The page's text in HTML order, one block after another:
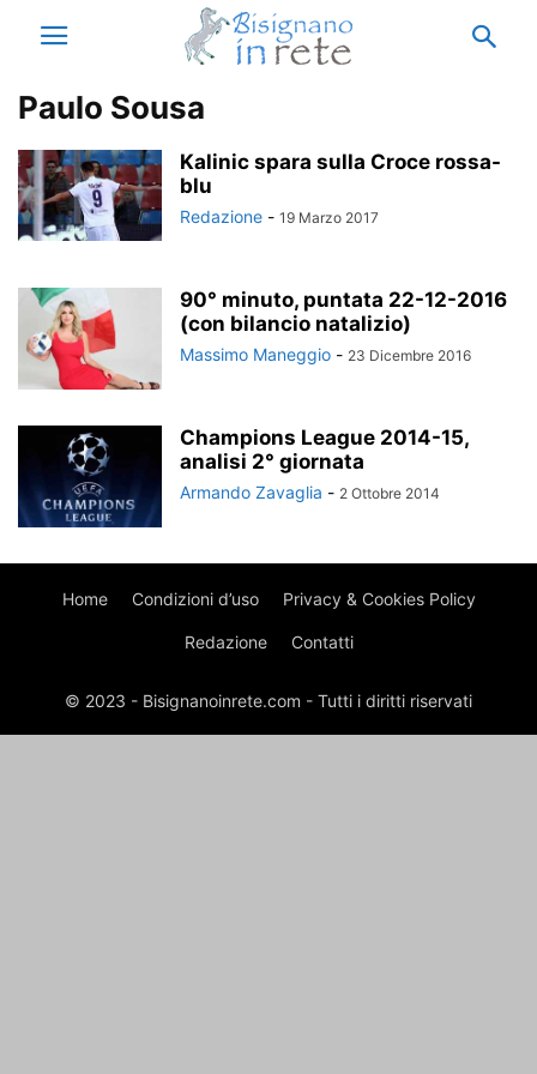
Paulo Sousa
Kalinic spara sulla Croce rossa-
blu
Redazione - 19 Marzo 2017
90° minuto, puntata 22-12-2016
(con bilancio natalizio)
Massimo Maneggio - 23 Dicembre 2016
Champions League 2014-15,
analisi 2° giornata
Armando Zavaglia - 2 Ottobre 2014
Home Condizioni d’uso Privacy & Cookies Policy
Redazione Contatti
© 2023 - Bisignanoinrete.com - Tutti i diritti riservati